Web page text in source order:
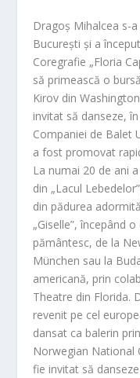
Dragoș Mihalcea s-
București și a
Coregrafie „Floria
să primească o
Kirov din
invitat să danseze,
Companiei de Balet
a fost promovat
La numai 20 de ani
din „Lacul
din pădurea
„Giselle”, începând
pământesc, de la
München sau la
americană, prin
Theatre din Florida.
revenit pe cel
dansat ca balerin
Norwegian National
fie invitat să